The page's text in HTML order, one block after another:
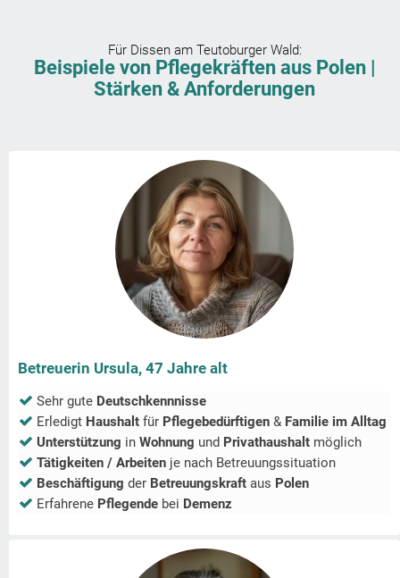
Für Dissen am Teutoburger Wald:
Beispiele von Pflegekräften aus Polen |
Stärken & Anforderungen
Betreuerin Ursula, 47 Jahre alt
Sehr gute Deutschkennnisse
Erledigt Haushalt für Pflegebedürftigen & Familie im Alltag
Unterstützung in Wohnung und Privathaushalt möglich
Tätigkeiten / Arbeiten je nach Betreuungssituation
Beschäftigung der Betreuungskraft aus Polen
Erfahrene Pflegende bei Demenz